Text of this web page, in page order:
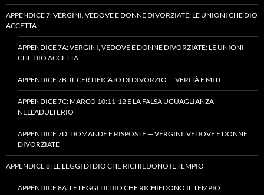
APPENDICE 7: VERGINI, VEDOVE E DONNE DIVORZIATE: LE UNIONI CHE DIO
ACCETTA
APPENDICE 7A: VERGINI, VEDOVE E DONNE DIVORZIATE: LE UNIONI
CHE DIO ACCETTA
APPENDICE 7B: IL CERTIFICATO DI DIVORZIO — VERITÀ E MITI
APPENDICE 7C: MARCO 10:11-12 E LA FALSA UGUAGLIANZA
NELL’ADULTERIO
APPENDICE 7D: DOMANDE E RISPOSTE — VERGINI, VEDOVE E DONNE
DIVORZIATE
APPENDICE 8: LE LEGGI DI DIO CHE RICHIEDONO IL TEMPIO
APPENDICE 8A: LE LEGGI DI DIO CHE RICHIEDONO IL TEMPIO